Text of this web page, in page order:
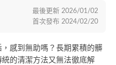
感到無助嗎？長期累積的髒
的清潔方法又無法徹底解
最後更新 2026/01/02
首次發布 2024/02/20